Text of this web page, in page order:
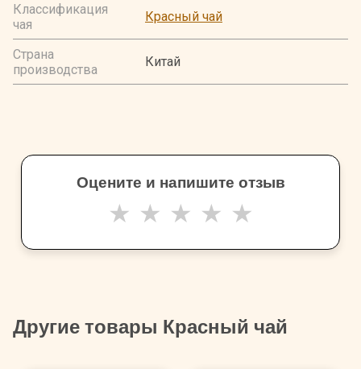
Классификация
чая
Красный чай
Страна
производства
Китай
Оцените и напишите отзыв
★ ★ ★ ★ ★
Другие товары Красный чай